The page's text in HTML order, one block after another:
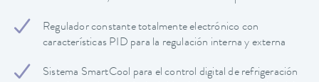
Regulador constante totalmente electrónico con
características PID para la regulación interna y externa
Sistema SmartCool para el control digital de refrigeración